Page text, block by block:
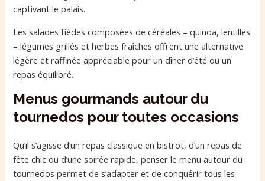
captivant le palais.
Les salades tièdes composées de céréales – quinoa, lentilles
– légumes grillés et herbes fraîches offrent une alternative
légère et raffinée appréciable pour un dîner d’été ou un
repas équilibré.
Menus gourmands autour du
tournedos pour toutes occasions
Qu’il s’agisse d’un repas classique en bistrot, d’un repas de
fête chic ou d’une soirée rapide, penser le menu autour du
tournedos permet de s’adapter et de conquérir tous les